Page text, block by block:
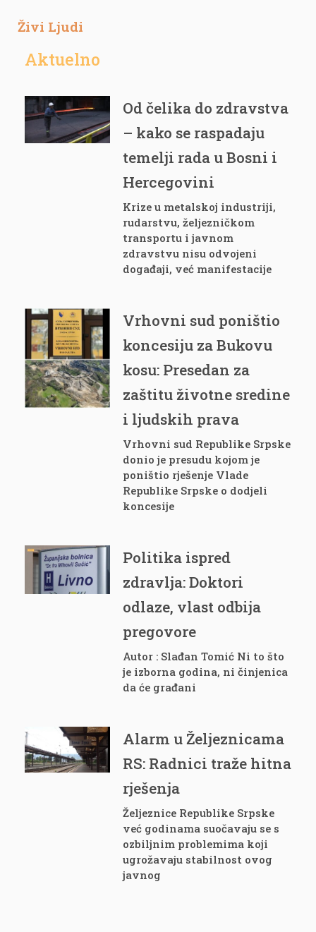
Živi Ljudi
Aktuelno
Od čelika do zdravstva
– kako se raspadaju
temelji rada u Bosni i
Hercegovini
Krize u metalskoj industriji,
rudarstvu, željezničkom
transportu i javnom
zdravstvu nisu odvojeni
događaji, već manifestacije
Vrhovni sud poništio
koncesiju za Bukovu
kosu: Presedan za
zaštitu životne sredine
i ljudskih prava
Vrhovni sud Republike Srpske
donio je presudu kojom je
poništio rješenje Vlade
Republike Srpske o dodjeli
koncesije
Politika ispred
zdravlja: Doktori
odlaze, vlast odbija
pregovore
Autor : Slađan Tomić Ni to što
je izborna godina, ni činjenica
da će građani
Alarm u Željeznicama
RS: Radnici traže hitna
rješenja
Željeznice Republike Srpske
već godinama suočavaju se s
ozbiljnim problemima koji
ugrožavaju stabilnost ovog
javnog